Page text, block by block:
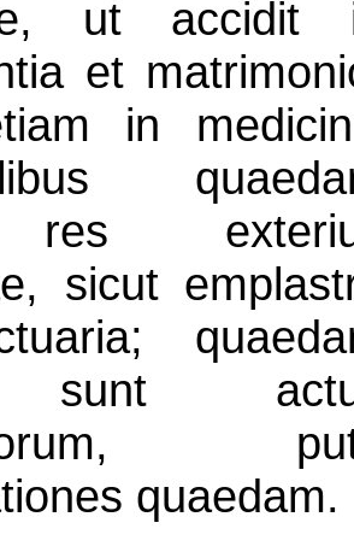
ut accidit
et
in
sicut
sunt
quaedam.